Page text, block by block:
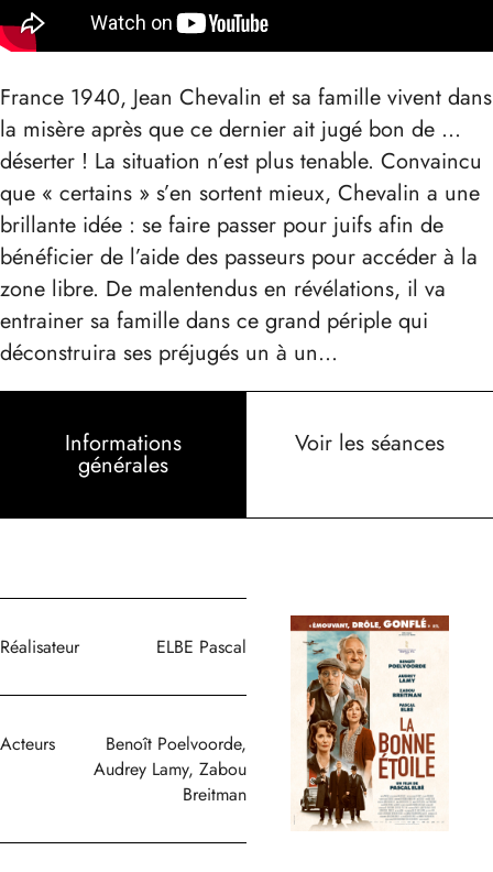
France 1940, Jean Chevalin et sa famille vivent dans
la misère après que ce dernier ait jugé bon de …
déserter ! La situation n’est plus tenable. Convaincu
que « certains » s’en sortent mieux, Chevalin a une
brillante idée : se faire passer pour juifs afin de
bénéficier de l’aide des passeurs pour accéder à la
zone libre. De malentendus en révélations, il va
entrainer sa famille dans ce grand périple qui
déconstruira ses préjugés un à un…
Informations
générales
Voir les séances
Réalisateur ELBE Pascal
Acteurs
Benoît Poelvoorde,
Audrey Lamy, Zabou
Breitman